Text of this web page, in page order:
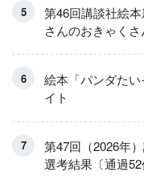
第46回講談社絵
さんのおきゃく
絵本「パンダた
イト
第47回（2026年
選考結果〔通過52